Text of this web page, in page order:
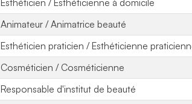
Esthéticien / Esthéticienne à domicile
Animateur / Animatrice beauté
Esthéticien praticien / Esthéticienne
Cosméticien / Cosméticienne
Responsable d'institut de beauté